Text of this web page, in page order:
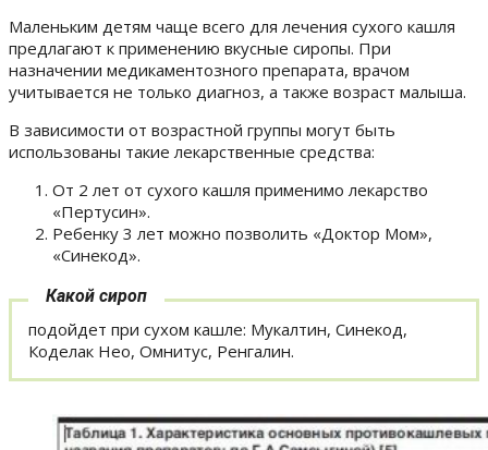
Маленьким детям чаще всего для лечения сухого кашля
предлагают к применению вкусные сиропы. При
назначении медикаментозного препарата, врачом
учитывается не только диагноз, а также возраст малыша.
В зависимости от возрастной группы могут быть
использованы такие лекарственные средства:
От 2 лет от сухого кашля применимо лекарство
«Пертусин».
Ребенку 3 лет можно позволить «Доктор Мом»,
«Синекод».
Какой сироп
подойдет при сухом кашле: Мукалтин, Синекод,
Коделак Нео, Омнитус, Ренгалин.